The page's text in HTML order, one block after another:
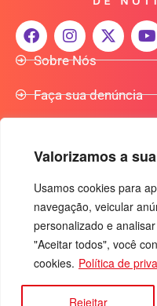
Valorizamos a
Usamos cookies para
navegação, veicular
personalizado e
"Aceitar todos", você
cookies. Política de
Rejeitar
Sobre Nós
Faça sua denúncia
Anuncie Conosco
+55 (92) 3085-7464
Av. Rio Madeira, 444